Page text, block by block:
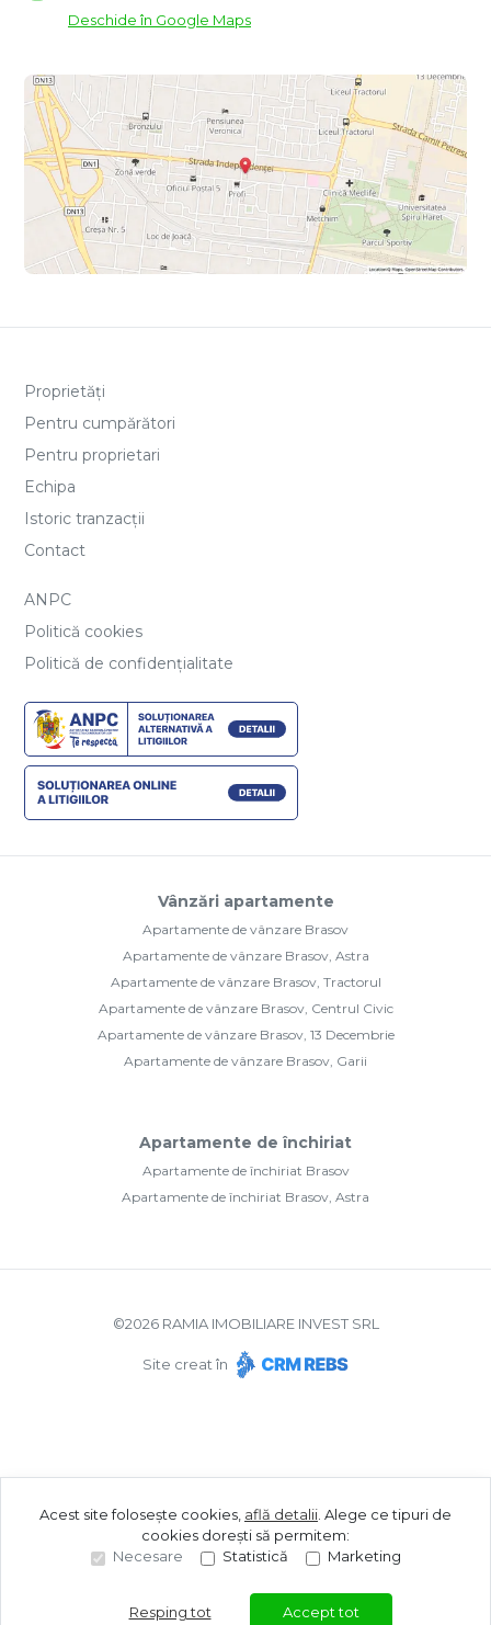
Deschide în Google Maps
Proprietăți
Pentru cumpărători
Pentru proprietari
Echipa
Istoric tranzacții
Contact
ANPC
Politică cookies
Politică de confidențialitate
Vânzări apartamente
Apartamente de vânzare Brasov
Apartamente de vânzare Brasov, Astra
Apartamente de vânzare Brasov, Tractorul
Apartamente de vânzare Brasov, Centrul Civic
Apartamente de vânzare Brasov, 13 Decembrie
Apartamente de vânzare Brasov, Garii
Apartamente de închiriat
Apartamente de închiriat Brasov
Apartamente de închiriat Brasov, Astra
©2026RAMIA IMOBILIARE INVEST SRL
Site creat în
Acest site folosește cookies, află detalii Alege ce tipuri de
cookies dorești să permitem:
Necesare
Statistică Marketing
Resping tot Accept tot